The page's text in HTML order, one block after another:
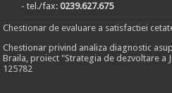
- tel./fax:0239.627.675
Chestionar de evaluare a satisfactiei
Chestionar privind analiza diagnostic
Braila, proiect "Strategia de dezvoltare a
125782